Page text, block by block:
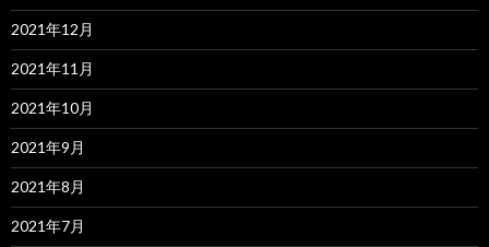
2021年12月
2021年11月
2021年10月
2021年9月
2021年8月
2021年7月